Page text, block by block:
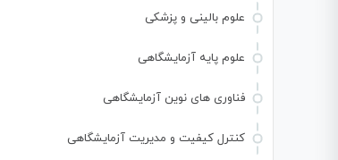
علوم بالینی و پزشکی
علوم پایه آزمایشگاهی
فناوری های نوین آزمایشگاهی
کنترل کیفیت و مدیریت آزمایشگاهی